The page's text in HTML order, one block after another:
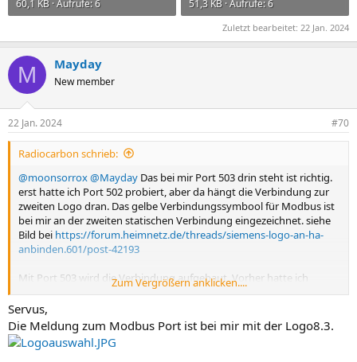
60,1 KB · Aufrufe: 6
51,3 KB · Aufrufe: 6
Zuletzt bearbeitet: 22 Jan. 2024
M Mayday
New member
22 Jan. 2024 #70
Radiocarbon schrieb:
@moonsorrox@Mayday Das bei mir Port 503 drin steht ist richtig.
erst hatte ich Port 502 probiert, aber da hängt die Verbindung zur
zweiten Logo dran. Das gelbe Verbindungssymbool für Modbus ist
bei mir an der zweiten statischen Verbindung eingezeichnet. siehe
Bild bei https://forum.heimnetz.de/threads/siemens-logo-an-ha-
anbinden.601/post-42193
Mit Port 503 wird die Verbindung aufgebaut. Vorher hatte ich
immer 502 probiert, bis ich das mit der Zuordnung an der Logo
heraus gefunden hatte.
@Mayday
die Warnmeldung für Ethernet-Verbindungen bekomme
ich nicht. Wann kommt die bei dir? Vielleicht fehlt mir da irgendwo
ein Haken.
Zum Vergrößern anklicken....
Servus,
Die Meldung zum Modbus Port ist bei mir mit der Logo8.3.